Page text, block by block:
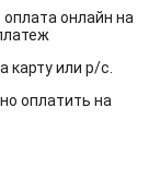
онлайн на
карту или р/с.
оплатить на